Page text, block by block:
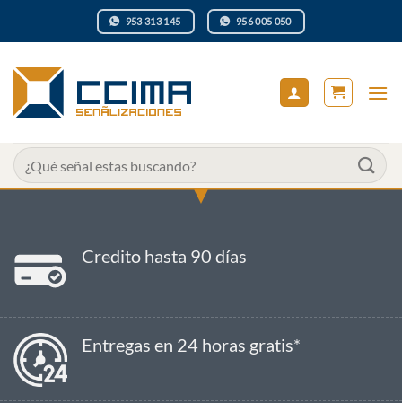
953 313 145 956 005 050
Buscar
por:
Credito hasta 90 días
Entregas en 24 horas gratis*